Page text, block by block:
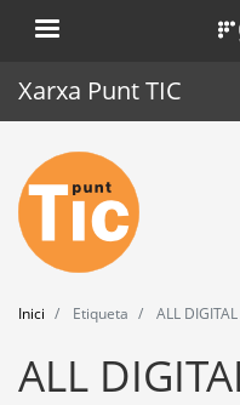
.
Xarxa Punt TIC
Inici
Punt TIC
Actualitat
Agenda
Formació
Inici Etiqueta ALL
ALL